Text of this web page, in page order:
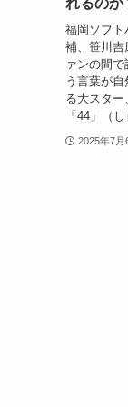
れるのか
福岡ソフト
補、笹川吉
ァンの間
う言葉が
る大スタ
「44」（
2025年7月